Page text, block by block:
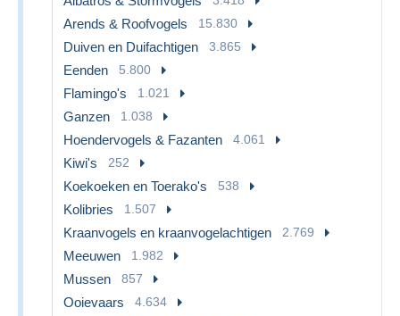
Arends & Roofvogels 15.830
Duiven en Duifachtigen 3.865
Eenden 5.800
Flamingo's 1.021
Ganzen 1.038
Hoendervogels & Fazanten 4.061
Kiwi's 252
Koekoeken en Toerako's 538
Kolibries 1.507
Kraanvogels en kraanvogelachtigen 2.769
Meeuwen 1.982
Mussen 857
Ooievaars 4.634